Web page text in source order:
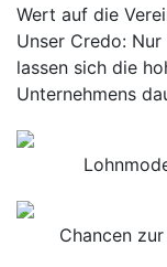
Wert auf die
Unser Credo:
lassen sich die
Unternehmens
Chancen